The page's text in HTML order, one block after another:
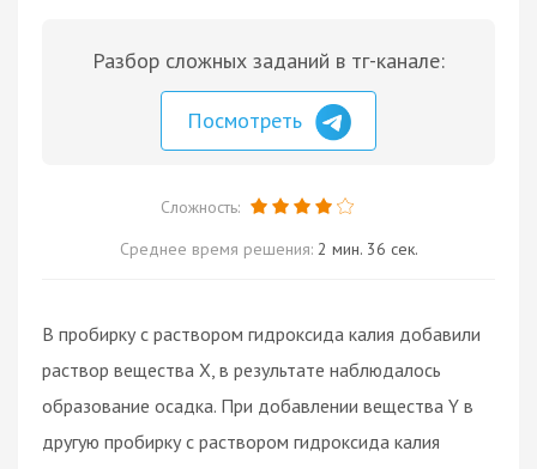
Разбор сложных заданий в тг-канале:
Посмотреть
Сложность:
Среднее время решения: 2 мин. 36 сек.
В пробирку с раствором гидроксида калия добавили
раствор вещества X, в результате наблюдалось
образование осадка. При добавлении вещества Y в
другую пробирку с раствором гидроксида калия